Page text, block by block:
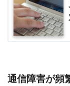
通信障害が頻